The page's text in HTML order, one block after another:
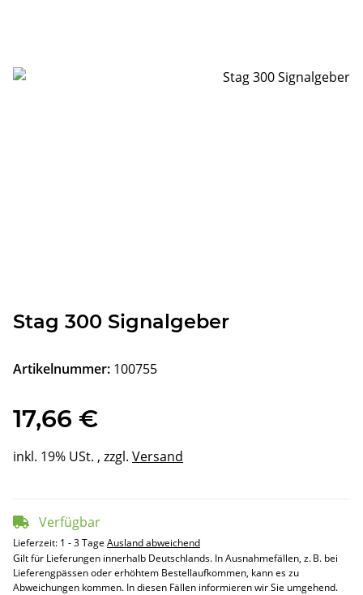
Stag 300 Signalgeber
Artikelnummer: 100755
17,66 €
inkl. 19% USt. , zzgl. Versand
Verfügbar
Lieferzeit: 1 - 3 Tage Ausland abweichend
Gilt für Lieferungen innerhalb Deutschlands. In Ausnahmefällen, z. B. bei
Lieferengpässen oder erhöhtem Bestellaufkommen, kann es zu
Abweichungen kommen. In diesen Fällen informieren wir Sie umgehend.